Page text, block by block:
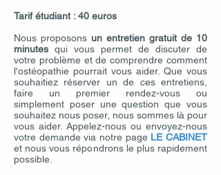
Tarif étudiant : 40 euros
Nous proposons un entretien gratuit de 10
minutes qui vous permet de discuter de
votre problème et de comprendre comment
l'ostéopathie pourrait vous aider. Que vous
souhaitiez réserver un de ces entretiens,
faire un premier rendez-vous ou
simplement poser une question que vous
souhaitez nous poser, nous sommes là pour
vous aider. Appelez-nous ou envoyez-nous
votre demande via notre pageLE CABINET
et nous vous répondrons le plus rapidement
possible.